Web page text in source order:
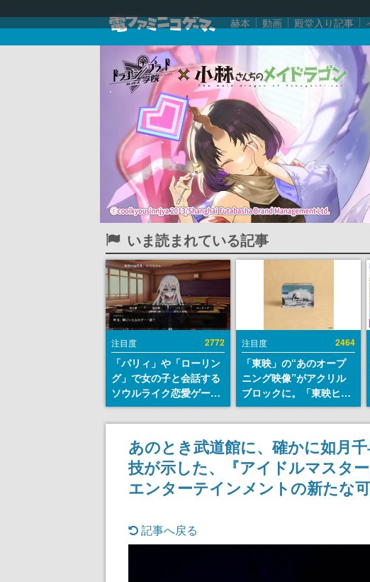
赫本 動画 殿堂入り記事
いま読まれている記事
注目度 2772
「パリィ」や「ローリン
グ」で女の子と会話する
ソウルライク恋愛ゲーム
『小早川さんはソウルラ
イク』無料公開。返事に
失敗すると「YOU
DIED」
注目度 2464
「東映」の“あのオープ
ニング映像”がアクリル
ブロックに。「東映ヒス
トリカル グッズコレクシ
ョン」が8月下旬より発
あのとき武道館に、確かに如月
技が示した、『アイドルマスタ
エンターテインメントの新たな
記事へ戻る